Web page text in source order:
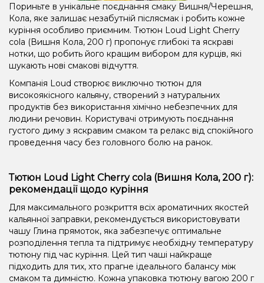
Пориньте в унікальне поєднання смаку Вишня/Черешня,
Кола, яке залишає незабутній післясмак і робить кожне
куріння особливо приємним. Тютюн Loud Light Cherry
cola (Вишня Кола, 200 г) пропонує глибокі та яскраві
нотки, що робить його кращим вибором для курців, які
шукають нові смакові відчуття.
Компанія Loud створює виключно тютюн для
високоякісного кальяну, створений з натуральних
продуктів без використання хімічно небезпечних для
людини речовин. Користувачі отримують поєднання
густого диму з яскравим смаком та релакс від спокійного
проведення часу без головного болю на ранок.
Тютюн Loud Light Cherry cola (Вишня Кола, 200 г):
рекомендації щодо куріння
Для максимального розкриття всіх ароматичних якостей
кальянної заправки, рекомендується використовувати
чашу Глина прямоток, яка забезпечує оптимальне
розподілення тепла та підтримує необхідну температуру
тютюну під час куріння. Цей тип чаші найкраще
підходить для тих, хто прагне ідеального балансу між
смаком та димністю. Кожна упаковка тютюну вагою 200 г